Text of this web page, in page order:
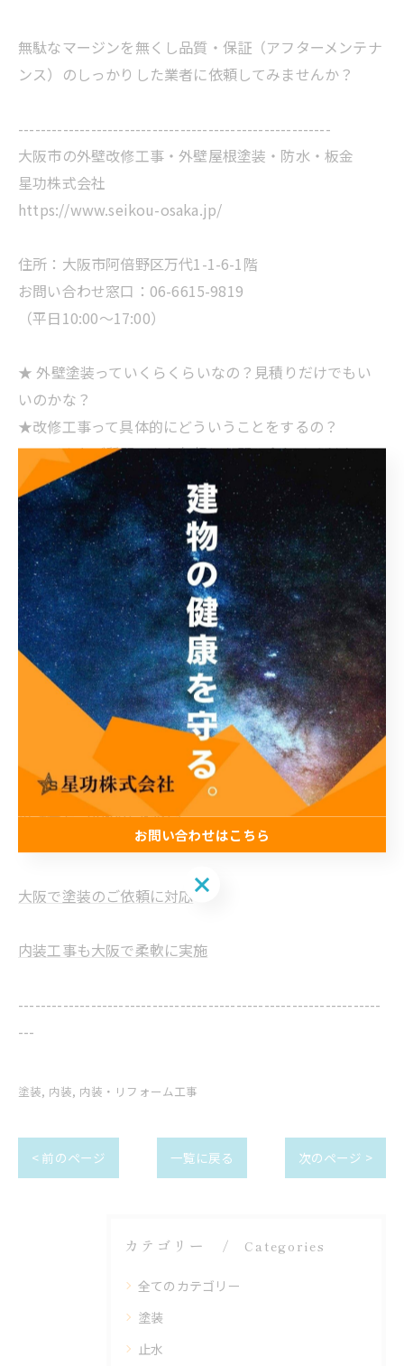
無駄なマージンを無くし品質・保証（アフターメンテナ
ンス）のしっかりした業者に依頼してみませんか？
--------------------------------------------------------
大阪市の外壁改修工事・外壁屋根塗装・防水・板金
星功株式会社
https://www.seikou-osaka.jp/
住所：大阪市阿倍野区万代1-1-6-1階
お問い合わせ窓口：06-6615-9819
（平日10:00～17:00）
★ 外壁塗装っていくらくらいなの？見積りだけでもい
いのかな？
★改修工事って具体的にどういうことをするの？
➡ どんなご質問でもお気軽にお問い合わせください！
お問い合わせはこちら
https://www.seikou-osaka.jp/contact
--------------------------------------------------------
-----------------------------------------------------------------
星功株式会社
大阪府大阪市阿倍野区万代1-1-6 トーカンマンシ
ョン帝塚山1F
電話番号 :06-6615-9819
FAX番号 : 06-6615-9820
大阪で塗装のご依頼に対応
内装工事も大阪で柔軟に実施
-----------------------------------------------------------------
---
塗装 内装 内装・リフォーム工事
< 前のページ 一覧に戻る 次のページ >
カテゴリー Categories
全てのカテゴリー
塗装
止水
お問い合わせはこちら
お問い合わせはこちら